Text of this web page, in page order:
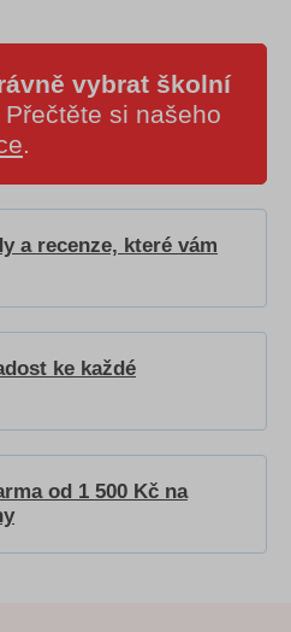
vybrat školní
Přečtěte si našeho
.
a recenze, které vám
ke každé
od 1 500 Kč na